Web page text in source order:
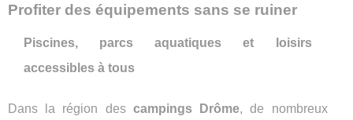
Profiter des équipements sans se ruiner
Piscines, parcs aquatiques et loisirs
accessibles à tous
Dans la région des campings Drôme, de nombreux